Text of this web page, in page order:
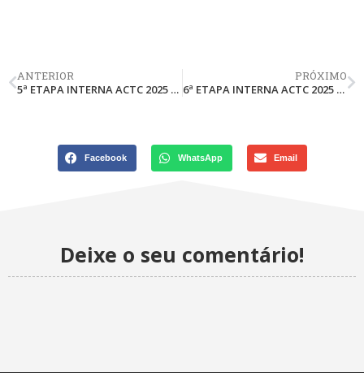
ANTERIOR
5ª ETAPA INTERNA ACTC 2025 E 5ª ETAPA LINADE 2025 – 15/06/2025
PRÓXIMO
6ª ETAPA INTERNA ACTC 2025 E 6ª ETAPA LINADE 2025 – 13/07/2025
Facebook WhatsApp Email
Deixe o seu comentário!